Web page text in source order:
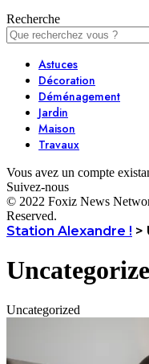
Recherche
Astuces
Décoration
Déménagement
Jardin
Maison
Travaux
Vous avez un compte
Suivez-nous
© 2022 Foxiz News
Reserved.
Station Alexandre ! >
Uncategorized